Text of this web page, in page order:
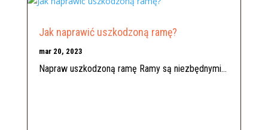
Jak naprawić uszkodzoną ramę?
mar 20, 2023
Napraw uszkodzoną ramę Ramy są niezbędnymi...